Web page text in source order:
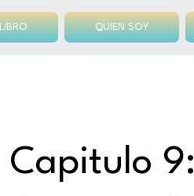
LIBRO QUIEN SOY
Capitulo 9: